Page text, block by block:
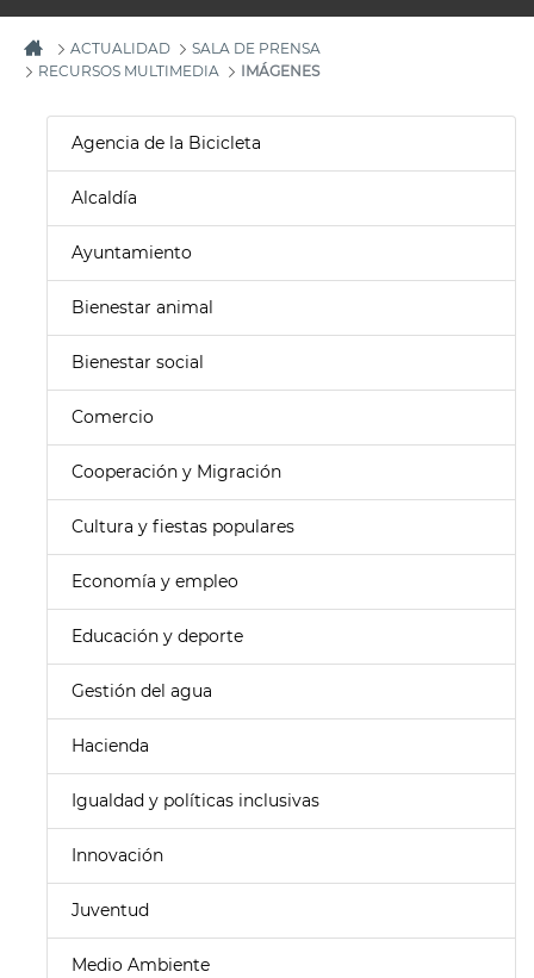
ACTUALIDAD
SALA DE PRENSA
RECURSOS MULTIMEDIA
IMÁGENES
Agencia de la Bicicleta
Alcaldía
Ayuntamiento
Bienestar animal
Bienestar social
Comercio
Cooperación y Migración
Cultura y fiestas populares
Economía y empleo
Educación y deporte
Gestión del agua
Hacienda
Igualdad y políticas inclusivas
Innovación
Juventud
Medio Ambiente